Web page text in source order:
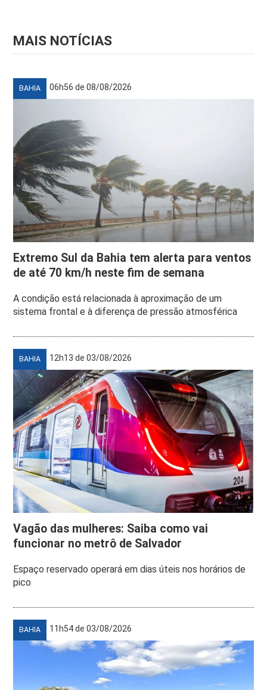
MAIS NOTÍCIAS
BAHIA 06h56 de 08/08/2026
Extremo Sul da Bahia tem alerta para ventos
de até 70 km/h neste fim de semana
A condição está relacionada à aproximação de um
sistema frontal e à diferença de pressão atmosférica
BAHIA 12h13 de 03/08/2026
Vagão das mulheres: Saiba como vai
funcionar no metrô de Salvador
Espaço reservado operará em dias úteis nos horários de
pico
BAHIA 11h54 de 03/08/2026